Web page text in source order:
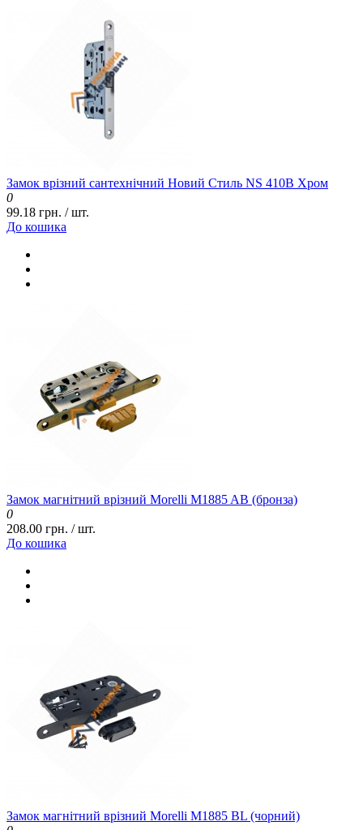
Замок врізний сантехнічний Новий Стиль NS 410B Хром
0
99.18 грн. / шт.
До кошика
Замок магнітний врізний Morelli M1885 AB (бронза)
0
208.00 грн. / шт.
До кошика
Замок магнітний врізний Morelli M1885 BL (чорний)